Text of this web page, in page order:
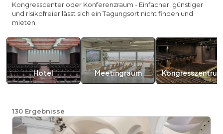
Kongresscenter oder Konferenzraum - Einfacher, günstiger
und risikofreier lässt sich ein Tagungsort nicht finden und
mieten.
Hotel Meetingraum Kongresszentrum
130 Ergebnisse